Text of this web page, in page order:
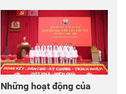
đồng đội
Những hoạt động của